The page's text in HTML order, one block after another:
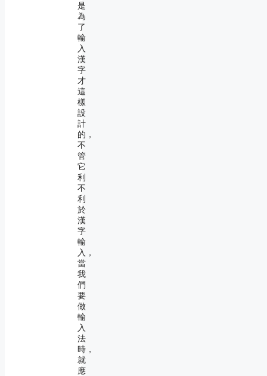
是
為
了
輸
入
漢
字
才
這
樣
設
計
的，
不
管
它
利
不
利
於
漢
字
輸
入，
當
我
們
要
做
輸
入
法
時，
就
應